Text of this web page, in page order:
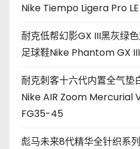
Nike Tiempo Ligera Pro
耐克低帮幻影GX III黑灰绿
足球鞋Nike Phantom GX
耐克刺客十六代内置全气垫
Nike AIR Zoom Mercurial
FG35-45
彪马未来8代精华全针织系